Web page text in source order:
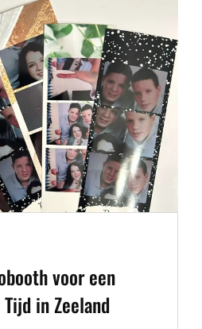
voor een
in Zeeland